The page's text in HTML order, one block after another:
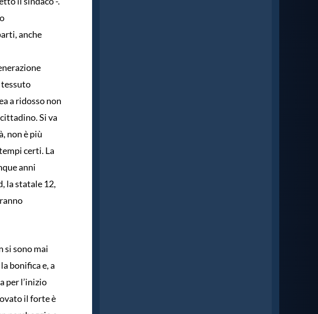
anche
tessuto
a ridosso non
Si va
non è più
certi. La
anni
la statale 12,
si sono mai
bonifica e, a
per l’inizio
il forte è